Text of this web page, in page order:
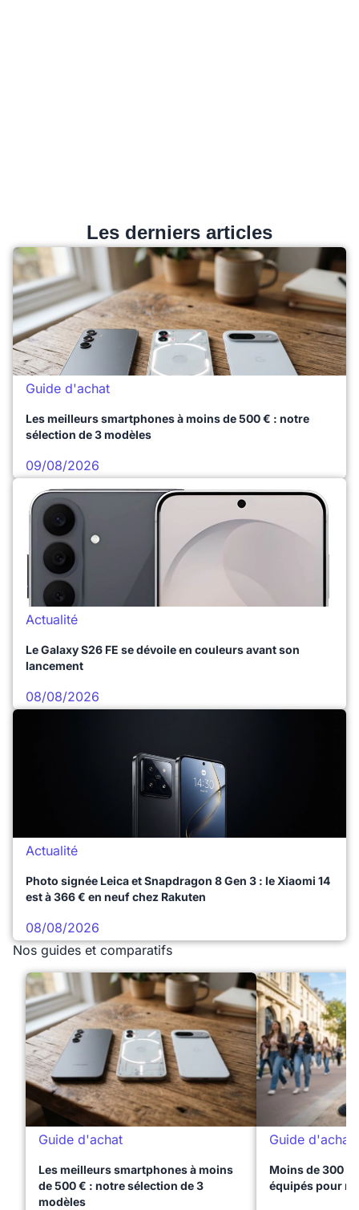
Les derniers articles
Guide d'achat
Les meilleurs smartphones à moins de 500 € : notre
sélection de 3 modèles
09/08/2026
Actualité
Le Galaxy S26 FE se dévoile en couleurs avant son
lancement
08/08/2026
Actualité
Photo signée Leica et Snapdragon 8 Gen 3 : le Xiaomi 14
est à 366 € en neuf chez Rakuten
08/08/2026
Nos guides et comparatifs
Guide d'achat
Les meilleurs smartphones à moins
de 500 € : notre sélection de 3
modèles
Guide d'achat
Moins de 300 €
équipés pour